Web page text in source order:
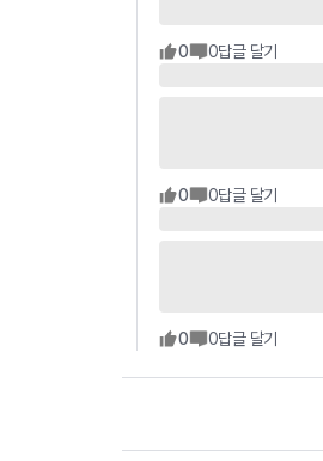
0 0답글 달기
0 0답글 달기
0 0답글 달기